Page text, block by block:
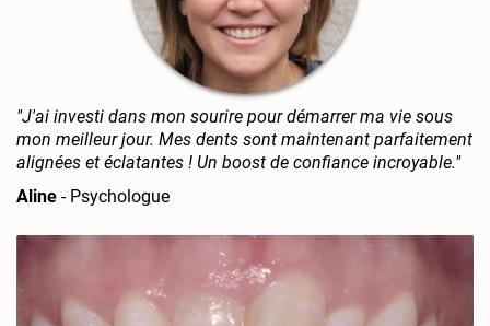
"J'ai investi dans mon sourire pour démarrer ma vie sous
mon meilleur jour. Mes dents sont maintenant parfaitement
alignées et éclatantes ! Un boost de confiance incroyable."
Aline - Psychologue